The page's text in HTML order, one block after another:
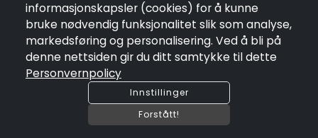
informasjonskapsler (cookies) for å kunne
bruke nødvendig funksjonalitet slik som analyse,
markedsføring og personalisering. Ved å bli på
denne nettsiden gir du ditt samtykke til dette
Personvernpolicy
Innstillinger
Forstått!